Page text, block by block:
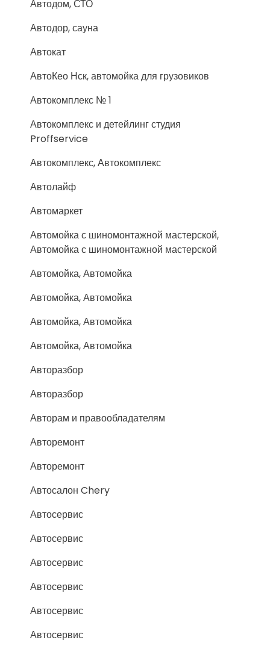
Автодом, СТО
Автодор, сауна
Автокат
АвтоКео Нск, автомойка для грузовиков
Автокомплекс № 1
Автокомплекс и детейлинг студия
Proffservice
Автокомплекс, Автокомплекс
Автолайф
Автомаркет
Автомойка с шиномонтажной мастерской,
Автомойка с шиномонтажной мастерской
Автомойка, Автомойка
Автомойка, Автомойка
Автомойка, Автомойка
Автомойка, Автомойка
Авторазбор
Авторазбор
Авторам и правообладателям
Авторемонт
Авторемонт
Автосалон Chery
Автосервис
Автосервис
Автосервис
Автосервис
Автосервис
Автосервис